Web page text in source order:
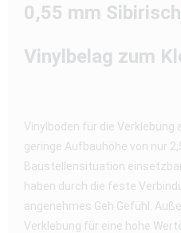
0,55 mm
Vinylbelag zum
Vinylboden für die Verklebung
geringe Aufbauhöhe von nur
Baustellensituation
haben durch die feste
angenehmes Geh Gefühl.
Verklebung für eine hohe